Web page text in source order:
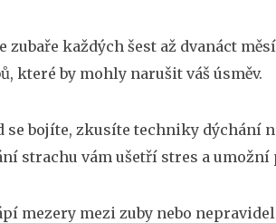
každých šest až dvanáct
které by mohly narušit váš úsměv.
bojíte, zkusíte techniky dýchání
strachu vám ušetří stres a umožní
mezery mezi zuby nebo